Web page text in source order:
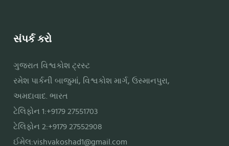
સંપર્ક કરો
ગુજરાત વિશ્વકોશ ટ્રસ્ટ
રમેશ પાર્કની બાજુમાં, વિશ્વકોશ માર્ગ, ઉસ્માનપુરા,
અમદાવાદ. ભારત
ટેલિફોન 1:+9179 27551703
ટેલિફોન 2:+9179 27552908
ઈમેલ:vishvakoshad1@gmail.com